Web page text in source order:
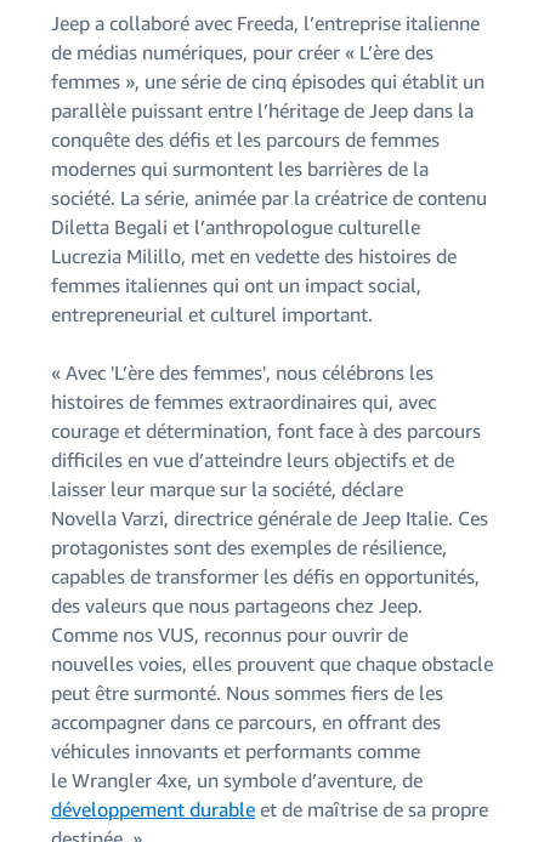
Jeep a collaboré avec Freeda, l’entreprise italienne
de médias numériques, pour créer « L’ère des
femmes », une série de cinq épisodes qui établit un
parallèle puissant entre l’héritage de Jeep dans la
conquête des défis et les parcours de femmes
modernes qui surmontent les barrières de la
société. La série, animée par la créatrice de contenu
Diletta Begali et l’anthropologue culturelle
Lucrezia Milillo, met en vedette des histoires de
femmes italiennes qui ont un impact social,
entrepreneurial et culturel important.
« Avec 'L’ère des femmes', nous célébrons les
histoires de femmes extraordinaires qui, avec
courage et détermination, font face à des parcours
difficiles en vue d’atteindre leurs objectifs et de
laisser leur marque sur la société, déclare
Novella Varzi, directrice générale de Jeep Italie. Ces
protagonistes sont des exemples de résilience,
capables de transformer les défis en opportunités,
des valeurs que nous partageons chez Jeep.
Comme nos VUS, reconnus pour ouvrir de
nouvelles voies, elles prouvent que chaque obstacle
peut être surmonté. Nous sommes fiers de les
accompagner dans ce parcours, en offrant des
véhicules innovants et performants comme
le Wrangler 4xe, un symbole d’aventure, de
développement durable et de maîtrise de sa propre